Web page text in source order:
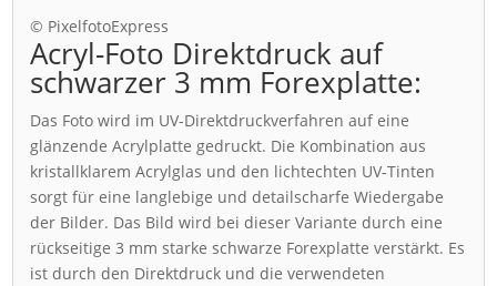
© PixelfotoExpress
Acryl-Foto Direktdruck auf
schwarzer 3 mm Forexplatte:
Das Foto wird im UV-Direktdruckverfahren auf eine
glänzende Acrylplatte gedruckt. Die Kombination aus
kristallklarem Acrylglas und den lichtechten UV-Tinten
sorgt für eine langlebige und detailscharfe Wiedergabe
der Bilder. Das Bild wird bei dieser Variante durch eine
rückseitige 3 mm starke schwarze Forexplatte verstärkt. Es
ist durch den Direktdruck und die verwendeten